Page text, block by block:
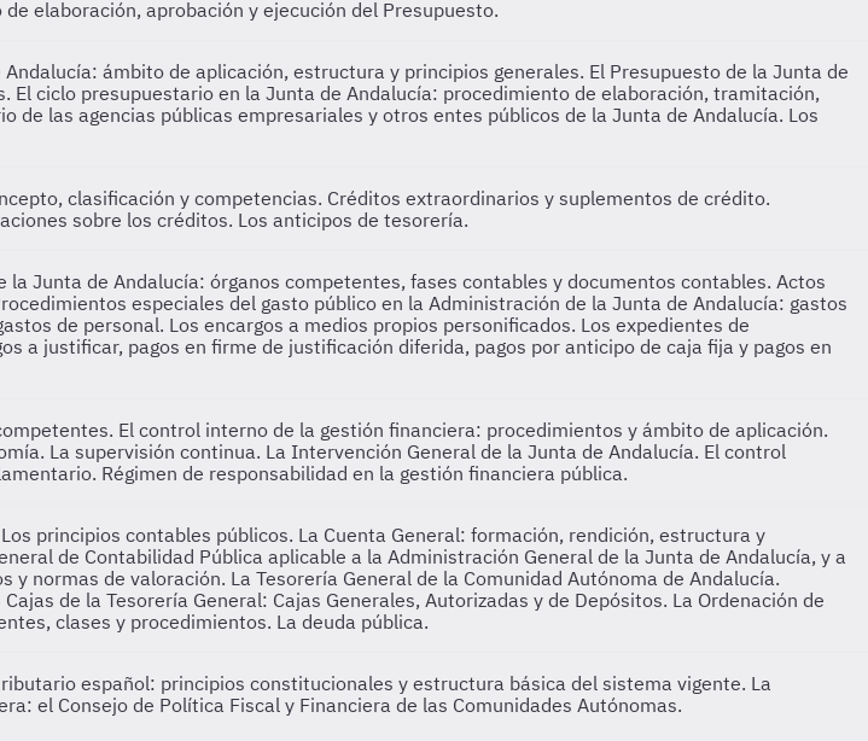
elaboración, aprobación y ejecución del Presupuesto.
ámbito de aplicación, estructura y principios generales. El Presupuesto de la Junta de
ciclo presupuestario en la Junta de Andalucía: procedimiento de elaboración, tramitación,
las agencias públicas empresariales y otros entes públicos de la Junta de Andalucía. Los
clasificación y competencias. Créditos extraordinarios y suplementos de crédito.
sobre los créditos. Los anticipos de tesorería.
Junta de Andalucía: órganos competentes, fases contables y documentos contables. Actos
especiales del gasto público en la Administración de la Junta de Andalucía: gastos
de personal. Los encargos a medios propios personificados. Los expedientes de
a justificar, pagos en firme de justificación diferida, pagos por anticipo de caja fija y pagos en
El control interno de la gestión financiera: procedimientos y ámbito de aplicación.
La supervisión continua. La Intervención General de la Junta de Andalucía. El control
Régimen de responsabilidad en la gestión financiera pública.
principios contables públicos. La Cuenta General: formación, rendición, estructura y
de Contabilidad Pública aplicable a la Administración General de la Junta de Andalucía, y a
normas de valoración. La Tesorería General de la Comunidad Autónoma de Andalucía.
de la Tesorería General: Cajas Generales, Autorizadas y de Depósitos. La Ordenación de
clases y procedimientos. La deuda pública.
español: principios constitucionales y estructura básica del sistema vigente. La
el Consejo de Política Fiscal y Financiera de las Comunidades Autónomas.